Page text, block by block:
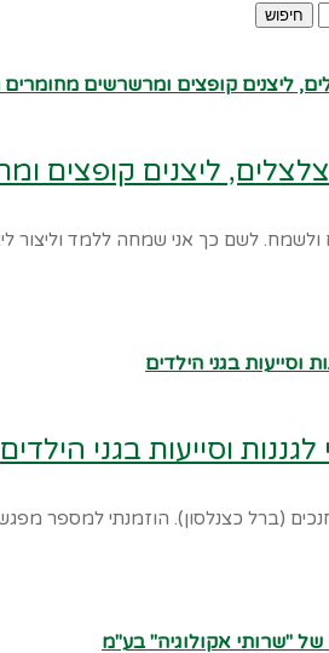
חיפוש
ליצנים קופצים
ולשמח. לשם כך אני שמחה ללמד וליצור
וסייעות בגני הילדים
(ברל כצנלסון). הוזמנתי למספר